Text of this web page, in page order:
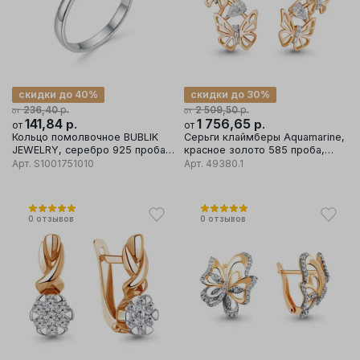
от 236,40р.
скидки до 40%
от 141,84 р.
Кольцо помолвочное BUBLIK
JEWELRY, серебро 925 проба,
вставка фианит
Арт. S1001751010
от 2 509,50р.
скидки до 30%
от 1 756,65 р.
Серьги клаймберы Aquamarine,
красное золото 585 проба,
вставка фианит
Арт. 49380.1
0 отзывов 0 отзывов